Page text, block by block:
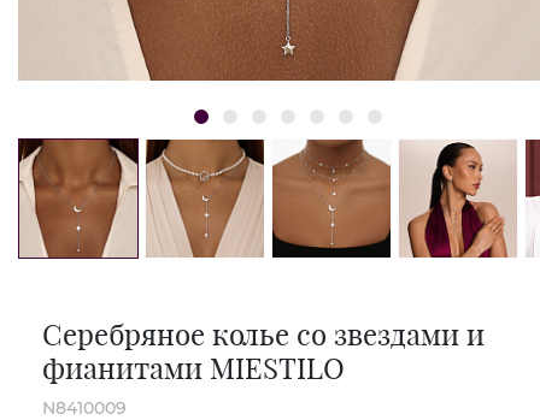
Серебряное колье со звездами и
фианитами MIESTILO
N8410009